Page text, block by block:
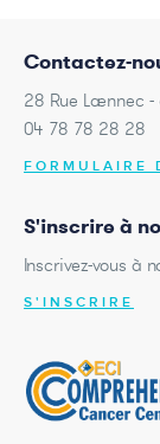
Contactez-
28 Rue Laennec
04 78 78 28 28
FORMULAIRE
S'inscrire à
Inscrivez-vous à
S'INSCRIRE